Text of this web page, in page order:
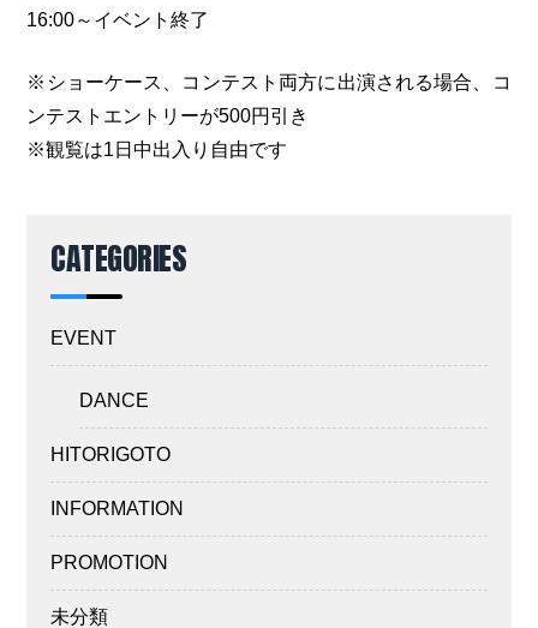
16:00～イベント終了
※ショーケース、コンテスト両方に出演される場合、コ
ンテストエントリーが500円引き
※観覧は1日中出入り自由です
CATEGORIES
EVENT
DANCE
HITORIGOTO
INFORMATION
PROMOTION
未分類